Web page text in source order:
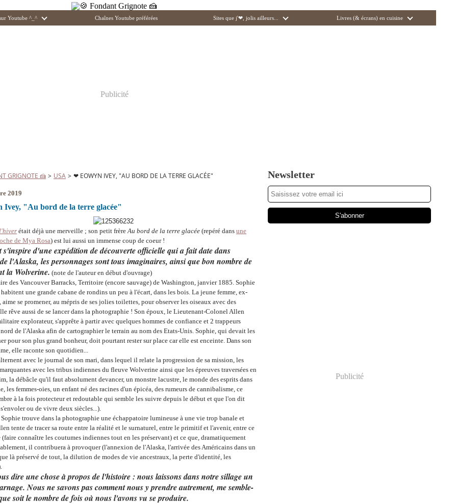
Youtube ^_^ Chaînes Youtube préférées Sites que j'❤, jolis ailleurs... Livres (& écrans) en cuisine
Publicité
GRIGNOTE 🍰 > USA > ❤ EOWYN IVEY, "AU BORD DE LA TERRE GLACÉE"
2019
Ivey, "Au bord de la terre glacée"
était déjà une merveille ; son petit frèreAu bord de la terre glacée (repéré dansune
de Mya Rosa)est lui aussi un immense coup de coeur !
s'inspire d'une expédition de découverte officielle qui a fait date dans
l'Alaska, les personnages sont tous imaginaires, ainsi que bon nombre de
la Wolverine. (note de l'auteur en début d'ouvrage)
des Vancouver Barracks, Territoire (encore sauvage) de Washington, janvier 1885. Sophie
habitent une grande cabane de rondins un peu à l'écart, dans les bois. La jeune femme, ex-
aime se promener, au mépris de ses jolies toilettes, pour observer les oiseaux avec des
rêve aussi de se lancer dans la photographie ! Son époux, le Lieutenant-Colonel Allen
explorateur, s'apprête à partir avec quelques hommes de confiance et 2 trappeurs
de l'Alaska afin de cartographier le terrain au nom des Etats-Unis. Sophie, qui devait les
pour son plus grand bonheur, doit pourtant rester sur place car elle est enceinte. Dans son
elle raconte son quotidien...
avec le journal de son mari, dans lequel il relate la progression de sa mission, les
avec les tribus indiennes du fleuve Wolverine ainsi queles épreuves traversées en
la débâcle qu'il faut absolument devancer, un monstre lacustre, le monde des esprits dans
les femmes-oies, un enfant né des racines d'un épicéa, des rumeurs de cannibalisme,ce
à la fois protecteur et redoutable qui semble les suivre depuis le début et que l'on dit
ou de vivre deux siècles...).
trouve dans la photographie une échappatoire lumineuse à une vie trop banale et
tente de tracer sa route entre la réalité et le surnaturel, entre le primitif et l'avenir, entre ce
(faire connaître les coutumes indiennes tout en les préservant) et ce que, dramatiquement
il contribuera à provoquer (l'annexion de l'Alaska, l'arrivée des Américains dans un
là préservé de tout, la dilution de modes de vie ancestraux, la perte d'identité, les
dire une chose à propos de l'histoire : nous laissons dans notre sillage un
Nous ne savons pas comment nous y prendre autrement, me semble-
soit le nombre de fois où nous l'avons vu se produire.
Newsletter
Publicité